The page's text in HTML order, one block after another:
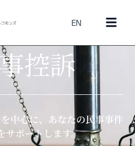
EN
控訴
中心に、あなたの民事事件
サポートします。